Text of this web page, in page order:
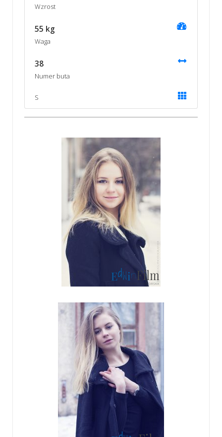
Wzrost
55 kg
Waga
38
Numer buta
S